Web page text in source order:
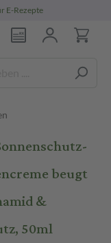
E-Rezepte
beugt
&
50ml